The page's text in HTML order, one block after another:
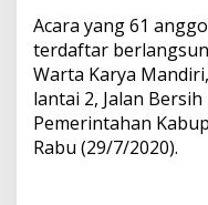
Acara yang 61
terdaftar
Warta Karya
lantai 2, Jalan
Pemerintahan
Rabu (29/7/2020).